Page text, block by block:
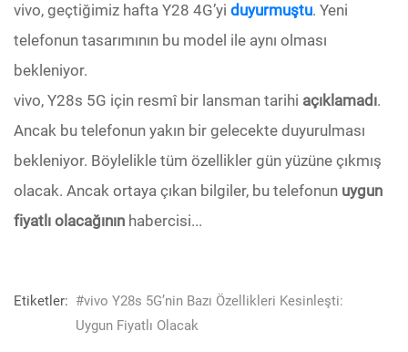
vivo, geçtiğimiz hafta Y28 4G’yi duyurmuştu. Yeni
telefonun tasarımının bu model ile aynı olması
bekleniyor.
vivo, Y28s 5G için resmî bir lansman tarihi açıklamadı.
Ancak bu telefonun yakın bir gelecekte duyurulması
bekleniyor. Böylelikle tüm özellikler gün yüzüne çıkmış
olacak. Ancak ortaya çıkan bilgiler, bu telefonun uygun
fiyatlı olacağının habercisi...
Etiketler: #vivo Y28s 5G’nin Bazı Özellikleri Kesinleşti:
Uygun Fiyatlı Olacak